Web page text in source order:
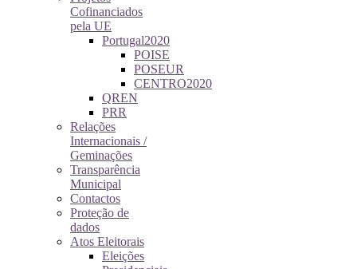
Cofinanciados
pela UE
Portugal2020
POISE
POSEUR
CENTRO2020
QREN
PRR
Relações
Internacionais /
Geminações
Transparência
Municipal
Contactos
Proteção de
dados
Atos Eleitorais
Eleições